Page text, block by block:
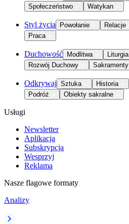
Społeczeństwo
Watykan
Styl życia Powołanie Relacje
Praca
Duchowość Modlitwa Liturgia
Rozwój Duchowy
Sakramenty
Odkrywaj Sztuka Historia
Podróż
Obiekty sakralne
Usługi
Newsletter
Aplikacja
Subskrypcja
Wesprzyj
Reklama
Nasze flagowe formaty
Analizy